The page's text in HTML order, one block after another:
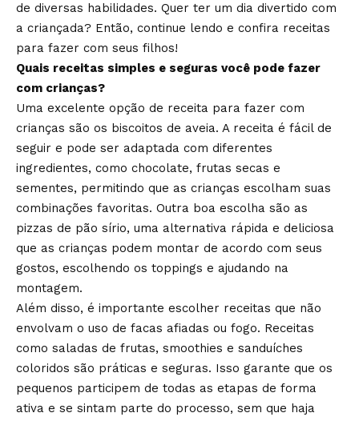
de diversas habilidades. Quer ter um dia divertido com
a criançada? Então, continue lendo e confira receitas
para fazer com seus filhos!
Quais receitas simples e seguras você pode fazer
com crianças?
Uma excelente opção de receita para fazer com
crianças são os biscoitos de aveia. A receita é fácil de
seguir e pode ser adaptada com diferentes
ingredientes, como chocolate, frutas secas e
sementes, permitindo que as crianças escolham suas
combinações favoritas. Outra boa escolha são as
pizzas de pão sírio, uma alternativa rápida e deliciosa
que as crianças podem montar de acordo com seus
gostos, escolhendo os toppings e ajudando na
montagem.
Além disso, é importante escolher receitas que não
envolvam o uso de facas afiadas ou fogo. Receitas
como saladas de frutas, smoothies e sanduíches
coloridos são práticas e seguras. Isso garante que os
pequenos participem de todas as etapas de forma
ativa e se sintam parte do processo, sem que haja